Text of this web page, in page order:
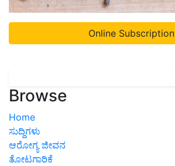
Online Subscription
Browse
Home
ಸುದ್ದಿಗಳು
ಆರೋಗ್ಯ ಜೀವನ
ತೋಟಗಾರಿಕೆ